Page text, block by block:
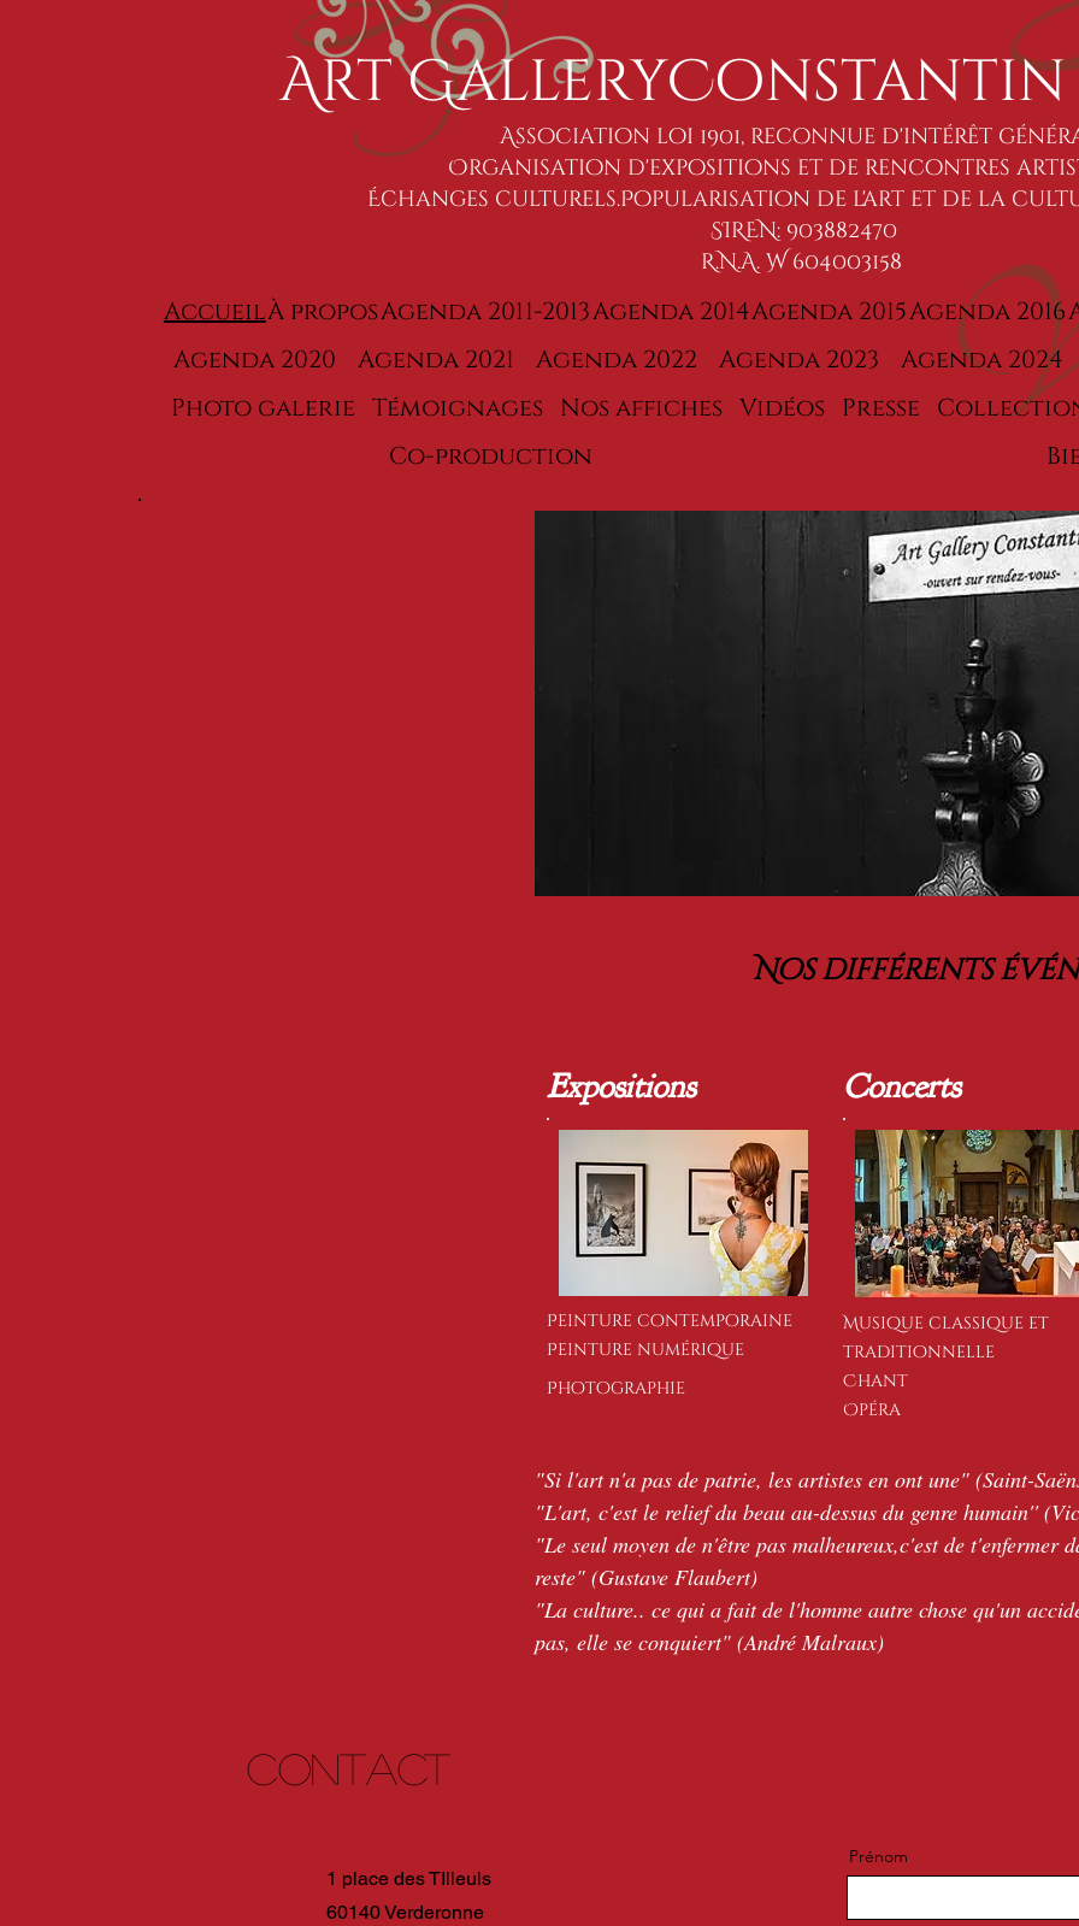
Art GalleryConstantin
Association loi 1901, reconnue d'intérêt
Organisation d'expositions et de rencontres
Échanges culturels.Popularisation de l'art et de la
SIREN: 903882470
R.N.A. W 604003158
AccueilÀ proposAgenda 2011-2013Agenda 2014Agenda 2015Agenda 2016
Agenda 2020
Agenda 2021 Agenda 2022 Agenda 2023 Agenda 2024
Photo galerie Témoignages Nos affiches Vidéos Presse
Co-production
Nos différents
Expositions
Peinture contemporaine
Peinture numérique
Photographie
Concerts
Musique classique et
traditionnelle
Chant
Opéra
"Si l'art n'a pas de patrie, les artistes en ont une" (Saint-
"L'art, c'est le relief du beau au-dessus du genre humain''
"Le seul moyen de n'être pas malheureux,c'est de
reste" (Gustave Flaubert)
"La culture.. ce qui a fait de l'homme autre chose qu'un
pas, elle se conquiert" (André Malraux)
Contact
1 place des TIlleuls
60140 Verderonne
Prénom